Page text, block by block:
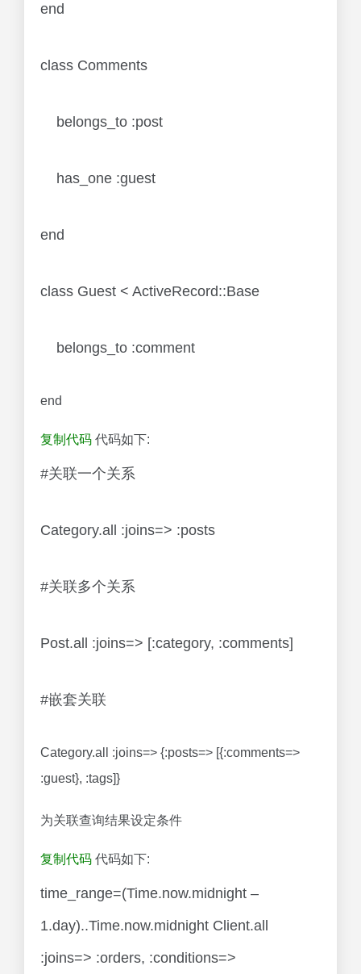
end
class Comments
belongs_to :post
has_one :guest
end
class Guest < ActiveRecord::Base
belongs_to :comment
end
复制代码 代码如下:
#关联一个关系
Category.all :joins=> :posts
#关联多个关系
Post.all :joins=> [:category, :comments]
#嵌套关联
Category.all :joins=> {:posts=> [{:comments=>
:guest}, :tags]}
为关联查询结果设定条件
复制代码 代码如下:
time_range=(Time.now.midnight –
1.day)..Time.now.midnight Client.all
:joins=> :orders, :conditions=>